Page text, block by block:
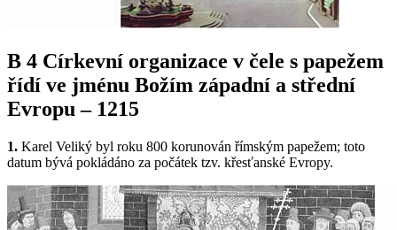
B 4 Církevní organizace v čele s papežem
řídí ve jménu Božím západní a střední
Evropu – 1215
1. Karel Veliký byl roku 800 korunován římským papežem; toto
datum bývá pokládáno za počátek tzv. křesťanské Evropy.